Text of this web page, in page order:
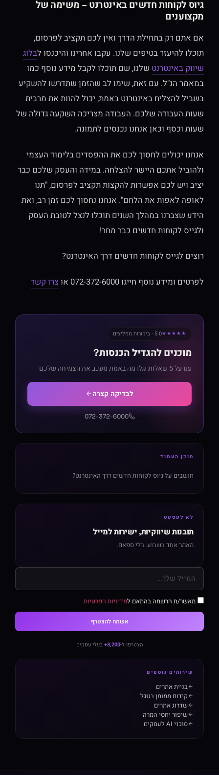
גיוס לקוחות חדשים באינטרנט – משימה של
מקצוענים
אם אתם רק בתחילת הדרך ואין לכם תקציב לפרסום,
תוכלו להיעזר בטיפים שלנו. עקבו אחרינו והיכנסו לבלוג
שיווק באינטרנטשלנו, שם תוכלו לקבל מידע נוסף כמו
במאמר הנ"ל. עם זאת, שימו לב שהזמן שתדרשו להשקיע
בשביל להצליח באינטרנט באמת, יכול להוות את מרבית
שעות העבודה שלכם. העבודה מצריכה השקעה גדולה של
שעות וכסף וכאן אנחנו נכנסים לתמונה.
אנחנו יכולים לחסוך לכם את ההפסדים בלימוד העצמי
ולהוביל אתכם היישר להצלחה. במידה והעסק שלכם כבר
יציב ויש לכם אפשרות להקצות תקציב לפרסום, "תנו
לאופה לאפות את הלחם". אנחנו נחסוך לכם זמן רב, ואת
הידע שצברנו במהלך השנים תוכלו לנצל לטובת העסק
ולגייס לקוחות חדשים כבר מחר!
רוצים לגייס לקוחות חדשים דרך האינטרנט?
לפרטים ומידע נוסף חייגו 072-372-6000 או צרו קשר
★★★★★5.0 · ביקורות ממליצים
מוכנים להגדיל הכנסות?
ענו על 5 שאלות וגלו מה באמת מעכב את הצמיחה שלכם
לבדיקה קצרה
072-372-6000
תוכן העמוד
חושבים על גיוס לקוחות חדשים דרך האינטרנט?
לא לפספס
תובנות שיווקיות, ישירות למייל
מאמר אחד בשבוע. בלי ספאם.
מאשר/ת הרשמה בהתאם למדיניות הפרטיות
אשמח להצטרף
הצטרפו ל-3,200+ בעלי עסקים
שירותים נוספים
בניית אתרים
קידום ממומן בגוגל
שדרוג אתרים
שיפור יחסי המרה
סוכני AI לעסקים